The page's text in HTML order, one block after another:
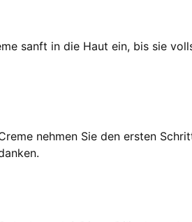
sanft in die Haut ein, bis sie
nehmen Sie den ersten